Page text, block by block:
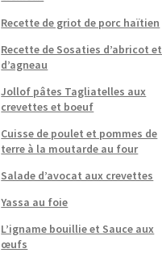
Recette de griot de porc haïtien
Recette de Sosaties d’abricot et
d’agneau
Jollof pâtes Tagliatelles aux
crevettes et boeuf
Cuisse de poulet et pommes de
terre à la moutarde au four
Salade d’avocat aux crevettes
Yassa au foie
L’igname bouillie et Sauce aux
œufs